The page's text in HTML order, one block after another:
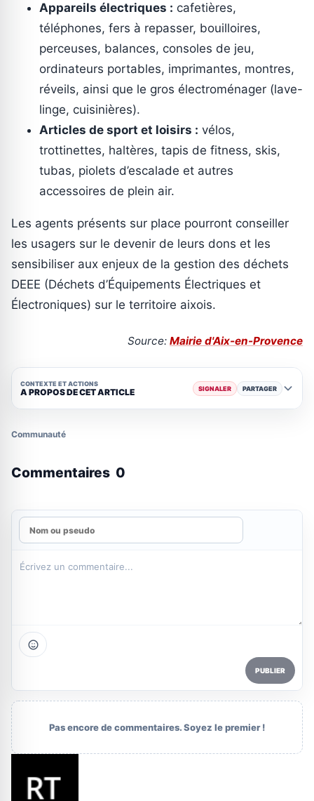
Appareils électriques : cafetières,
téléphones, fers à repasser, bouilloires,
perceuses, balances, consoles de jeu,
ordinateurs portables, imprimantes, montres,
réveils, ainsi que le gros électroménager (lave-
linge, cuisinières).
Articles de sport et loisirs : vélos,
trottinettes, haltères, tapis de fitness, skis,
tubas, piolets d’escalade et autres
accessoires de plein air.
Les agents présents sur place pourront conseiller
les usagers sur le devenir de leurs dons et les
sensibiliser aux enjeux de la gestion des déchets
DEEE (Déchets d’Équipements Électriques et
Électroniques) sur le territoire aixois.
Source: Mairie d'Aix-en-Provence
CONTEXTE ET ACTIONS
A PROPOS DE CET ARTICLE SIGNALER PARTAGER
Communauté
Commentaires 0
PUBLIER
Pas encore de commentaires. Soyez le premier !